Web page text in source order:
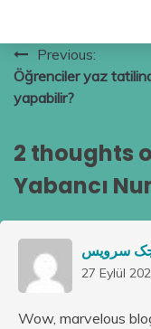
Yazı
gezinmesi
Previous:
Öğrenciler yaz
yapabilir?
2 thoughts
Yabancı
سرویس
27 Eylül
Wow, marvelous